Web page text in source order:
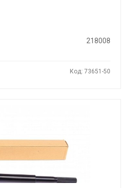
218008
Код: 73651-50